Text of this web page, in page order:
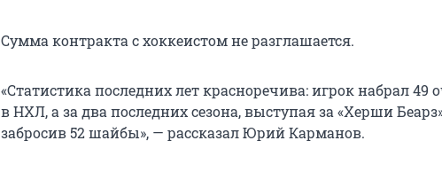
Сумма контракта с хоккеистом не разглашается.
«Статистика последних лет красноречива: игрок набрал 49
в НХЛ, а за два последних сезона, выступая за «Херши
забросив 52 шайбы», — рассказал Юрий Карманов.